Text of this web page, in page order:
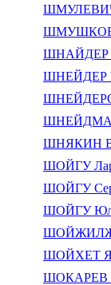
ШМУЛЕВИЧ
ШНАЙДЕР
ШНЕЙДЕР
ШНЕЙДМАН
ШНЯКИН
ШОЙГУ
ШОЙГУ
ШОЙГУ
ШОЙХЕТ
ШОКАРЕВ